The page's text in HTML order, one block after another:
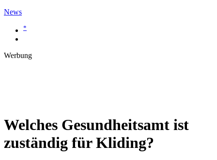
News
*
Werbung
Welches Gesundheitsamt ist
zuständig für Kliding?